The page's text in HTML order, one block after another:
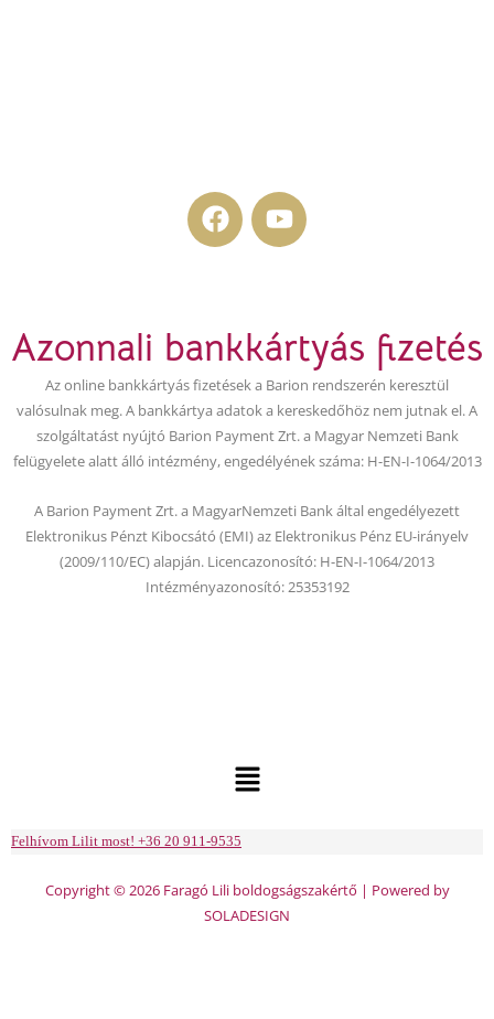
F
a
o
o
k
Y
o
b
e
Azonnali bankkártyás fizetés
Az online bankkártyás fizetések a Barion rendszerén keresztül
valósulnak meg. A bankkártya adatok a kereskedőhöz nem jutnak el. A
szolgáltatást nyújtó Barion Payment Zrt. a Magyar Nemzeti Bank
felügyelete alatt álló intézmény, engedélyének száma: H-EN-I-1064/2013
A Barion Payment Zrt. a MagyarNemzeti Bank által engedélyezett
Elektronikus Pénzt Kibocsátó (EMI) az Elektronikus Pénz EU-irányelv
(2009/110/EC) alapján. Licencazonosító: H-EN-I-1064/2013
Intézményazonosító: 25353192
Menu
Felhívom Lilit most! +36 20 911-9535
Copyright © 2026 Faragó Lili boldogságszakértő | Powered by
SOLADESIGN